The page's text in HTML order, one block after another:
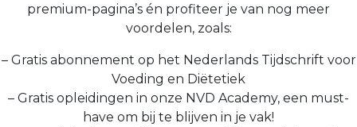
premium-pagina’s én profiteer je van nog meer
voordelen, zoals:
– Gratis abonnement op het Nederlands Tijdschrift voor
Voeding en Diëtetiek
– Gratis opleidingen in onze NVD Academy, een must-
have om bij te blijven in je vak!